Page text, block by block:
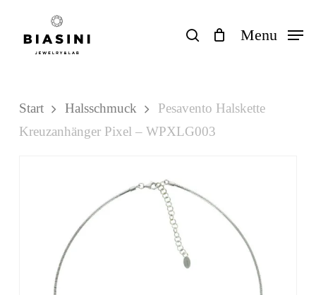
search Menu
Einkaufswagen
Close
Cart
Start Halsschmuck
Pesavento Halskette
Kreuzanhänger Pixel – WPXLG003